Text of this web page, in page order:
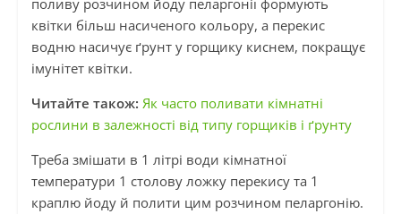
поливу розчином йоду пеларгонії формують
квітки більш насиченого кольору, а перекис
водню насичує ґрунт у горщику киснем, покращує
імунітет квітки.
Читайте також: Як часто поливати кімнатні
рослини в залежності від типу горщиків і ґрунту
Треба змішати в 1 літрі води кімнатної
температури 1 столову ложку перекису та 1
краплю йоду й полити цим розчином пеларгонію.